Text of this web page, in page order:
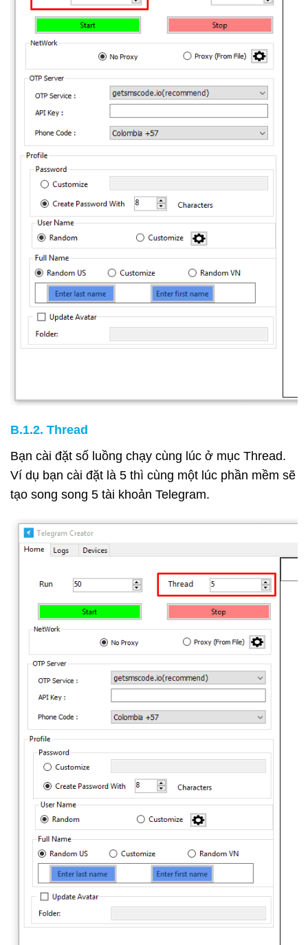
B.1.2. Thread
Bạn cài đặt số luồng chạy cùng lúc ở mục Thread.
Ví dụ bạn cài đặt là 5 thì cùng một lúc phần mềm sẽ
tạo song song 5 tài khoản Telegram.